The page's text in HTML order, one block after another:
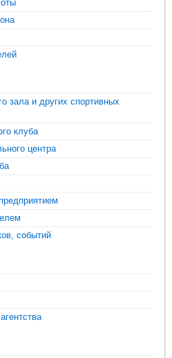
зала и других спортивных
клуба
центра
событий